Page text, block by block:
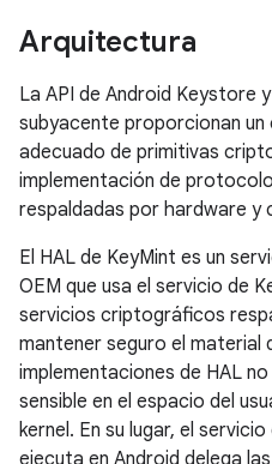
Arquitectura
La API de Android Keystore
subyacente proporcionan
adecuado de primitivas
implementación de
respaldadas por hardware
El HAL de KeyMint es un
OEM que usa el servicio de
servicios criptográficos
mantener seguro el material
implementaciones de HAL
sensible en el espacio del
kernel. En su lugar, el
ejecuta en Android delega